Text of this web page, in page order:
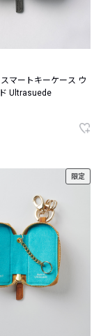
マートキーケース ウ
Ultrasuede
限定